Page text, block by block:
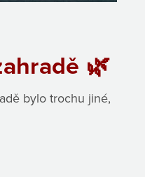
🌿
bylo trochu jiné,